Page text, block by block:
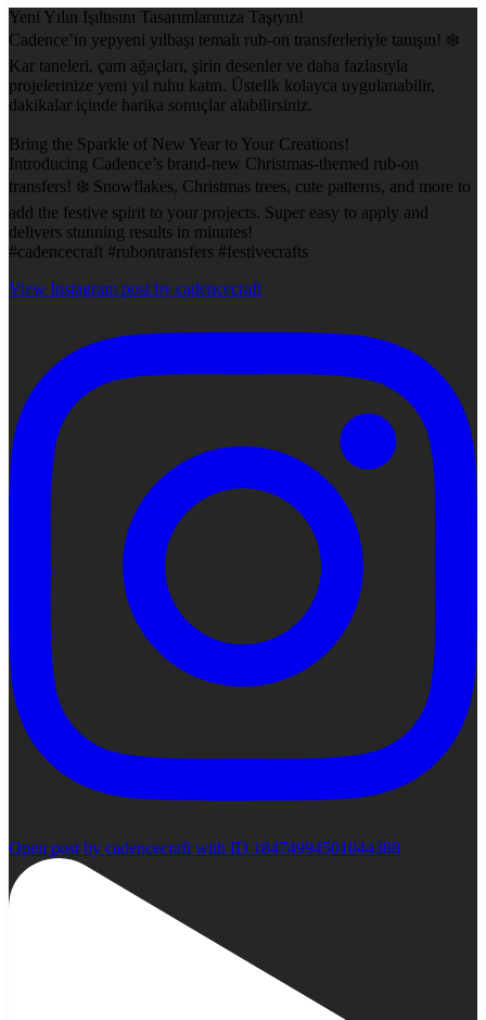
Yeni Yılın Işıltısını Tasarımlarınıza Taşıyın!
Cadence’in yepyeni yılbaşı temalı rub-on transferleriyle tanışın! ❄️
Kar taneleri, çam ağaçları, şirin desenler ve daha fazlasıyla
projelerinize yeni yıl ruhu katın. Üstelik kolayca uygulanabilir,
dakikalar içinde harika sonuçlar alabilirsiniz.
Bring the Sparkle of New Year to Your Creations!
Introducing Cadence’s brand-new Christmas-themed rub-on
transfers! ❄️ Snowflakes, Christmas trees, cute patterns, and more to
add the festive spirit to your projects. Super easy to apply and
delivers stunning results in minutes!
#cadencecraft #rubontransfers #festivecrafts
View Instagram post by cadencecraft
Open post by cadencecraft with ID 18474994501044388